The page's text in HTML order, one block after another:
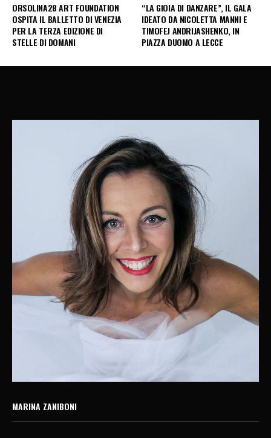
ORSOLINA28 ART FOUNDATION
OSPITA IL BALLETTO DI VENEZIA
PER LA TERZA EDIZIONE DI
STELLE DI DOMANI
“LA GIOIA DI DANZARE”, IL GALA
IDEATO DA NICOLETTA MANNI E
TIMOFEJ ANDRIJASHENKO, IN
PIAZZA DUOMO A LECCE
MARINA ZANIBONI